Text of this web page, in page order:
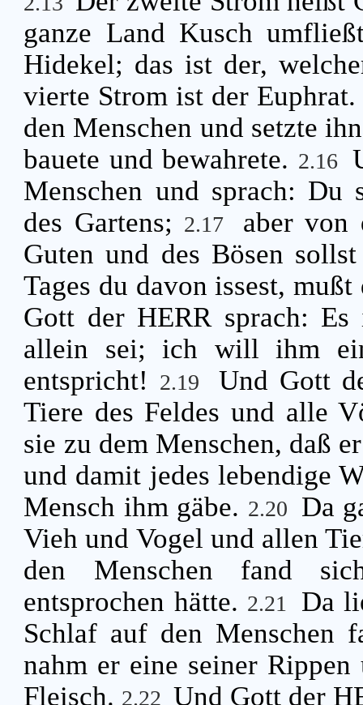
ganze Land Kusch
Hidekel; das ist der,
vierte Strom ist der
den Menschen und setzte
bauete und bewahrete. 2.16
Menschen und sprach: Du
des Gartens; 2.17
aber von
Guten und des Bösen
Tages du davon issest,
Gott der HERR sprach:
allein sei; ich will ihm
entspricht!
2.19
Und Gott
Tiere des Feldes und alle
sie zu dem Menschen, daß
und damit jedes lebendige
Mensch ihm gäbe. 2.20
Da
Vieh und Vogel und allen
den Menschen fand
entsprochen hätte. 2.21
Da
Schlaf auf den Menschen
nahm er eine seiner
Fleisch. 2.22 Und Gott der